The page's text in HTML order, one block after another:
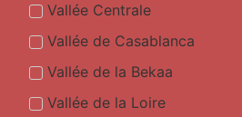
Vallée Centrale
Vallée de Casablanca
Vallée de la Bekaa
Vallée de la Loire